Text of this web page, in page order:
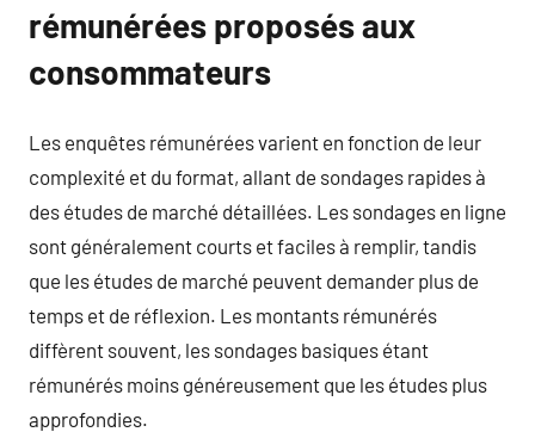
rémunérées proposés aux
consommateurs
Les enquêtes rémunérées varient en fonction de leur
complexité et du format, allant de sondages rapides à
des études de marché détaillées. Les sondages en ligne
sont généralement courts et faciles à remplir, tandis
que les études de marché peuvent demander plus de
temps et de réflexion. Les montants rémunérés
diffèrent souvent, les sondages basiques étant
rémunérés moins généreusement que les études plus
approfondies.